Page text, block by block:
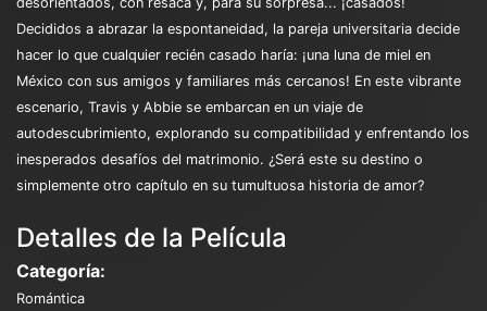
Decididos a abrazar la espontaneidad, la pareja universitaria decide
hacer lo que cualquier recién casado haría: ¡una luna de miel en
México con sus amigos y familiares más cercanos! En este vibrante
escenario, Travis y Abbie se embarcan en un viaje de
autodescubrimiento, explorando su compatibilidad y enfrentando los
inesperados desafíos del matrimonio. ¿Será este su destino o
simplemente otro capítulo en su tumultuosa historia de amor?
Detalles de la Película
Categoría:
Romántica